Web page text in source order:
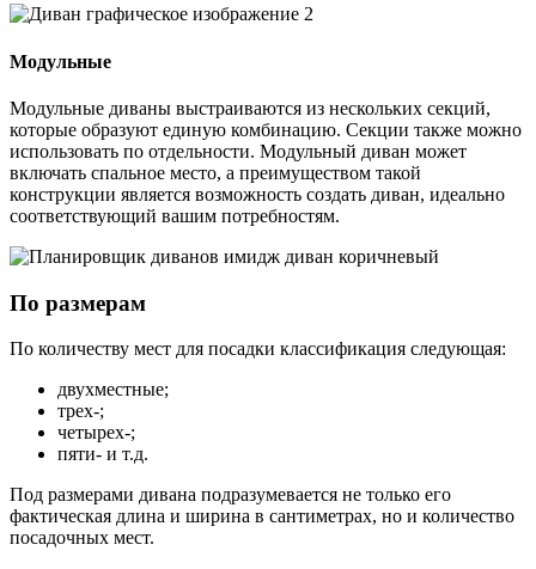
Модульные
Модульные диваны выстраиваются из нескольких секций,
которые образуют единую комбинацию. Секции также можно
использовать по отдельности. Модульный диван может
включать спальное место, а преимуществом такой
конструкции является возможность создать диван, идеально
соответствующий вашим потребностям.
По размерам
По количеству мест для посадки классификация следующая:
двухместные;
трех-;
четырех-;
пяти- и т.д.
Под размерами дивана подразумевается не только его
фактическая длина и ширина в сантиметрах, но и количество
посадочных мест.